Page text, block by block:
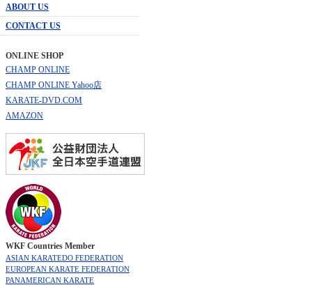
ABOUT US
CONTACT US
ONLINE SHOP
CHAMP ONLINE
CHAMP ONLINE Yahoo店
KARATE-DVD.COM
AMAZON
WKF Countries Member
ASIAN KARATEDO FEDERATION
EUROPEAN KARATE FEDERATION
PANAMERICAN KARATE